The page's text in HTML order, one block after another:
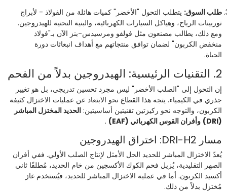
طلب السوق: يتطلب التحول "الأخضر" كميات هائلة من الفولاذ - لأبراج
توربينات الرياح، وهياكل السيارات الكهربائية، والبنية التحتية للهيدروجين.
ومع ذلك، يطالب مصنعون مثل فولفو ومرسيدس-بنز الآن بـ"فولاذ
منخفض الكربون" لضمان توافق منتجاتهم مع أهداف انبعاثات دورة
الحياة.
2. التقنيات الرئيسية: الهيدروجين بدلاً من الفحم
إن التحول إلى "الصلب الأخضر" ليس مجرد تحسين تدريجي، بل هو تغيير
جذري في الكيمياء. يتجه هذا القطاع نحو الابتعاد عن عمليات الاختزال كثيفة
الكربون، والتوجه نحو ركيزتين تقنيتين أساسيتين:الحديد المختزل المباشر
(DRI)
وأفران القوس الكهربائي (EAF) .
مسار DRI-H2: اختراق الهيدروجين
يُعدّ الاختزال المباشر للحديد الحل الأمثل لإنتاج الصلب الأولي. ففي أفران
الصهر التقليدية، يُزيل فحم الكوك الأكسجين من خام الحديد، مُطلقًا ثاني
أكسيد الكربون. أما في عملية الاختزال المباشر للحديد، فيُستخدم غاز
مُختزل بدلاً من ذلك.